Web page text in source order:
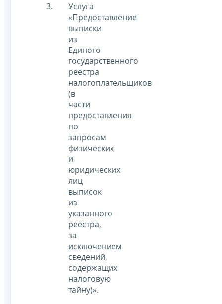
Услуга
«Предоставление
выписки
из
Единого
государственного
реестра
налогоплательщиков
(в
части
предоставления
по
запросам
физических
и
юридических
лиц
выписок
из
указанного
реестра,
за
исключением
сведений,
содержащих
налоговую
тайну)».